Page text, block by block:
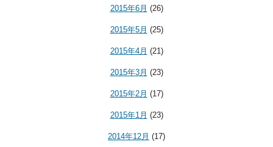
2015年6月 (26)
2015年5月 (25)
2015年4月 (21)
2015年3月 (23)
2015年2月 (17)
2015年1月 (23)
2014年12月 (17)